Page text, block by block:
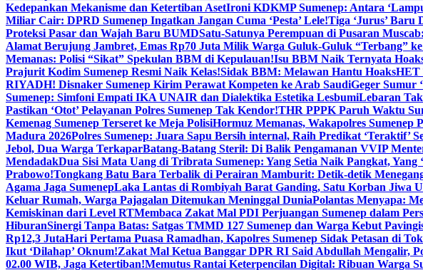
Kedepankan Mekanisme dan Ketertiban AsetIroni KDKMP Sumenep: Antara
Miliar Cair: DPRD Sumenep Ingatkan Jangan Cuma ‘Pesta’ Lele!Tiga ‘Jurus’ Baru
Proteksi Pasar dan Wajah Baru BUMDSatu-Satunya Perempuan di Pusaran
Alamat Berujung Jambret, Emas Rp70 Juta Milik Warga Guluk-Guluk “Terbang” ke
Memanas: Polisi “Sikat” Spekulan BBM di Kepulauan!Isu BBM Naik Ternyata
Prajurit Kodim Sumenep Resmi Naik Kelas!Sidak BBM: Melawan Hantu HoaksHET
RIYADH! Disnaker Sumenep Kirim Perawat Kompeten ke Arab SaudiGeger Sumur
Sumenep: Simfoni Empati IKA UNAIR dan Dialektika Estetika LesbumiLebaran Tak
Pastikan ‘Otot’ Pelayanan Polres Sumenep Tak Kendor!THR PPPK Paruh Waktu
Kemenag Sumenep Terseret ke Meja PolisiHormuz Memanas, Wakapolres Sumenep
Madura 2026Polres Sumenep: Juara Sapu Bersih internal, Raih Predikat ‘Teraktif’
Jebol, Dua Warga TerkaparBatang-Batang Steril: Di Balik Pengamanan VVIP
MendadakDua Sisi Mata Uang di Tribrata Sumenep: Yang Setia Naik Pangkat, Yang
Prabowo!Tongkang Batu Bara Terbalik di Perairan Mamburit: Detik-detik
Agama Jaga SumenepLaka Lantas di Rombiyah Barat Ganding, Satu Korban Jiwa
Keluar Rumah, Warga Pajagalan Ditemukan Meninggal DuniaPolantas Menyapa:
Kemiskinan dari Level RTMembaca Zakat Mal PDI Perjuangan Sumenep dalam
HiburanSinergi Tanpa Batas: Satgas TMMD 127 Sumenep dan Warga Kebut
Rp12,3 JutaHari Pertama Puasa Ramadhan, Kapolres Sumenep Sidak Petasan di
Ikut ‘Dilahap’ Oknum!Zakat Mal Ketua Banggar DPR RI Said Abdullah Mengalir,
02.00 WIB, Jaga Ketertiban!Memutus Rantai Keterpencilan Digital: Ribuan Warga